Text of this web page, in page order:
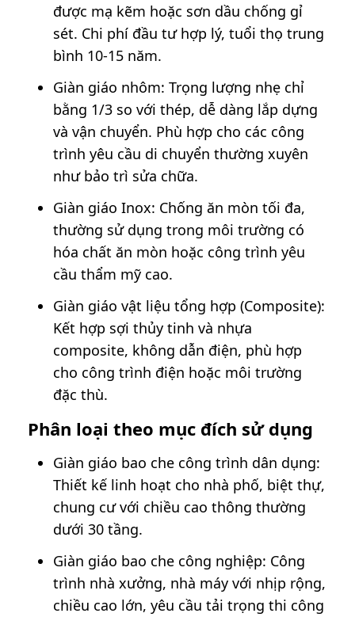
được mạ kẽm hoặc sơn dầu chống gỉ
sét. Chi phí đầu tư hợp lý, tuổi thọ trung
bình 10-15 năm.
Giàn giáo nhôm: Trọng lượng nhẹ chỉ
bằng 1/3 so với thép, dễ dàng lắp dựng
và vận chuyển. Phù hợp cho các công
trình yêu cầu di chuyển thường xuyên
như bảo trì sửa chữa.
Giàn giáo Inox: Chống ăn mòn tối đa,
thường sử dụng trong môi trường có
hóa chất ăn mòn hoặc công trình yêu
cầu thẩm mỹ cao.
Giàn giáo vật liệu tổng hợp (Composite):
Kết hợp sợi thủy tinh và nhựa
composite, không dẫn điện, phù hợp
cho công trình điện hoặc môi trường
đặc thù.
Phân loại theo mục đích sử dụng
Giàn giáo bao che công trình dân dụng:
Thiết kế linh hoạt cho nhà phố, biệt thự,
chung cư với chiều cao thông thường
dưới 30 tầng.
Giàn giáo bao che công nghiệp: Công
trình nhà xưởng, nhà máy với nhịp rộng,
chiều cao lớn, yêu cầu tải trọng thi công